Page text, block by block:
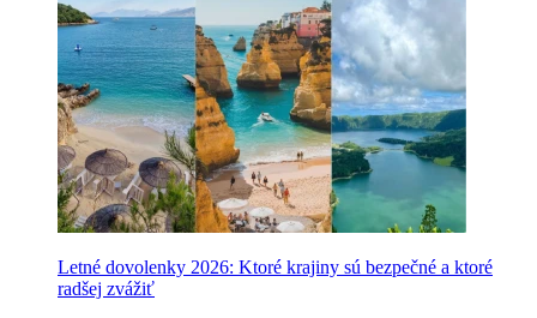
Letné dovolenky 2026: Ktoré krajiny sú bezpečné a ktoré
radšej zvážiť